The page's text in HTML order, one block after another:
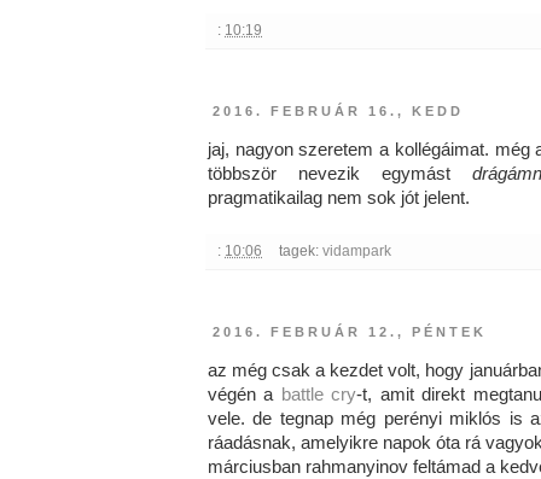
: 10:19
2016. FEBRUÁR 16., KEDD
jaj, nagyon szeretem a kollégáimat.
többször nevezik egymást
pragmatikailag nem sok jót jelent.
: 10:06 tagek: vidampark
2016. FEBRUÁR 12., PÉNTEK
az még csak a kezdet volt, hogy
végén a battle cry-t, amit direkt
vele. de tegnap még perényi miklós is
ráadásnak, amelyikre napok óta rá
márciusban rahmanyinov feltámad a